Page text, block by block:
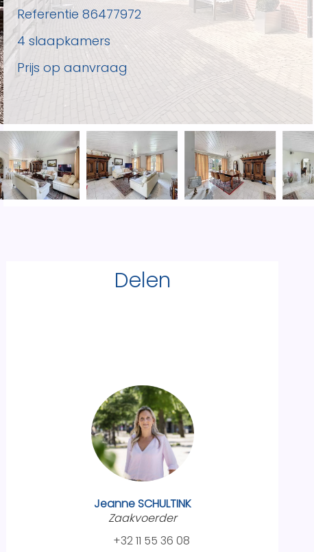
Referentie 86477972
4 slaapkamers
Prijs op aanvraag
Delen
Jeanne SCHULTINK
Zaakvoerder
+32 11 55 36 08